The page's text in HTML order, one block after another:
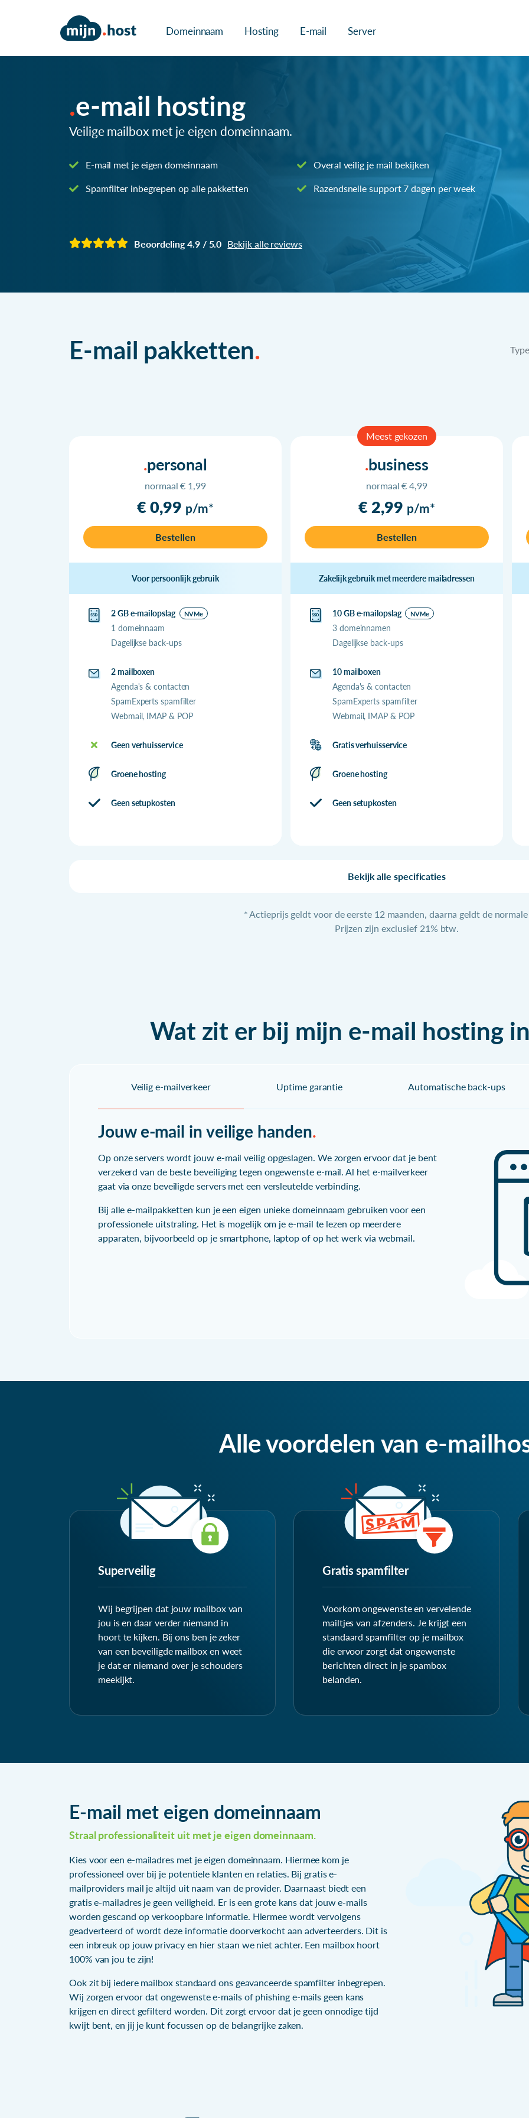
Domeinnaam Hosting E-mail Server
e-mail hosting
Veilige mailbox met je eigen domeinnaam.
E-mail met je eigen domeinnaam
Spamfilter inbegrepen op alle pakketten
Overal veilig je mail bekijken
Razendsnelle support 7 dagen per week
Beoordeling 4.9 / 5.0 Bekijk alle reviews
E-mail pakketten
personal
normaal € 1,99
€ 0,99 p/m*
Bestellen
Voor persoonlijk gebruik
2 GB e-mailopslag NVMe
1 domeinnaam
Dagelijkse back-ups
2 mailboxen
Agenda's & contacten
SpamExperts spamfilter
Webmail, IMAP & POP
Geen verhuisservice
Groene hosting
Geen setupkosten
Meest gekozen
business
normaal € 4,99
€ 2,99 p/m*
Bestellen
Zakelijk gebruik met meerdere mailadressen
10 GB e-mailopslag NVMe
3 domeinnamen
Dagelijkse back-ups
10 mailboxen
Agenda's & contacten
SpamExperts spamfilter
Webmail, IMAP & POP
Gratis verhuisservice
Groene hosting
Geen setupkosten
Bekijk alle specificaties
* Actieprijs geldt voor de eerste 12 maanden, daarna geldt de normale
Prijzen zijn exclusief 21% btw.
Wat zit er bij mijn e-mail hosting
Veilig e-mailverkeer Uptime garantie Automatische back-ups
Jouw e-mail in veilige handen.
Op onze servers wordt jouw e-mail veilig opgeslagen. We zorgen ervoor dat je bent
verzekerd van de beste beveiliging tegen ongewenste e-mail. Al het e-mailverkeer
gaat via onze beveiligde servers met een versleutelde verbinding.
Bij alle e-mailpakketten kun je een eigen unieke domeinnaam gebruiken voor een
professionele uitstraling. Het is mogelijk om je e-mail te lezen op meerdere
apparaten, bijvoorbeeld op je smartphone, laptop of op het werk via webmail.
Alle voordelen van e-
Superveilig
Wij begrijpen dat jouw mailbox van
jou is en daar verder niemand in
hoort te kijken. Bij ons ben je zeker
van een beveiligde mailbox en weet
je dat er niemand over je schouders
meekijkt.
Gratis spamfilter
Voorkom ongewenste en vervelende
mailtjes van afzenders. Je krijgt een
standaard spamfilter op je mailbox
die ervoor zorgt dat ongewenste
berichten direct in je spambox
belanden.
E-mail met eigen domeinnaam
Straal professionaliteit uit met je eigen domeinnaam.
Kies voor een e-mailadres met je eigen domeinnaam. Hiermee kom je
professioneel over bij je potentiele klanten en relaties. Bij gratis e-
mailproviders mail je altijd uit naam van de provider. Daarnaast biedt een
gratis e-mailadres je geen veiligheid. Er is een grote kans dat jouw e-mails
worden gescand op verkoopbare informatie. Hiermee wordt vervolgens
geadverteerd of wordt deze informatie doorverkocht aan adverteerders. Dit is
een inbreuk op jouw privacy en hier staan we niet achter. Een mailbox hoort
100% van jou te zijn!
Ook zit bij iedere mailbox standaard ons geavanceerde spamfilter inbegrepen.
Wij zorgen ervoor dat ongewenste e-mails of phishing e-mails geen kans
krijgen en direct gefilterd worden. Dit zorgt ervoor dat je geen onnodige tijd
kwijt bent, en jij je kunt focussen op de belangrijke zaken.